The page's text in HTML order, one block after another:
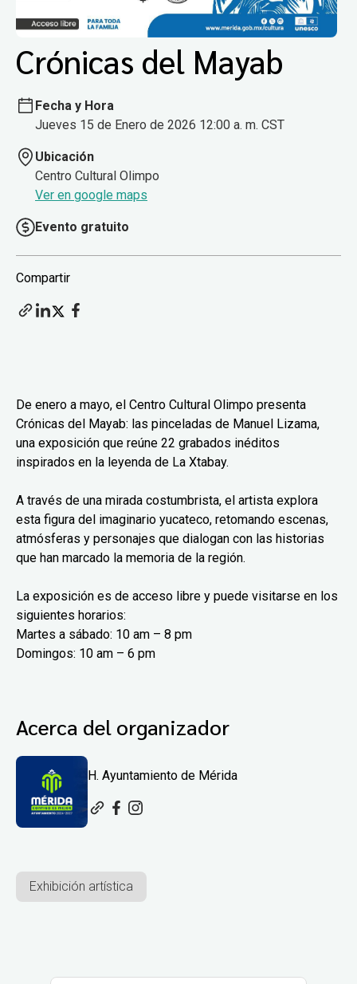
Crónicas del Mayab
Fecha y Hora
Jueves 15 de Enero de 2026 12:00 a. m. CST
Ubicación
Centro Cultural Olimpo
Ver en google maps
Evento gratuito
Compartir
De enero a mayo, el Centro Cultural Olimpo presenta
Crónicas del Mayab: las pinceladas de Manuel Lizama,
una exposición que reúne 22 grabados inéditos
inspirados en la leyenda de La Xtabay.
A través de una mirada costumbrista, el artista explora
esta figura del imaginario yucateco, retomando escenas,
atmósferas y personajes que dialogan con las historias
que han marcado la memoria de la región.
La exposición es de acceso libre y puede visitarse en los
siguientes horarios:
Martes a sábado: 10 am – 8 pm
Domingos: 10 am – 6 pm
Acerca del organizador
H. Ayuntamiento de Mérida
Exhibición artística